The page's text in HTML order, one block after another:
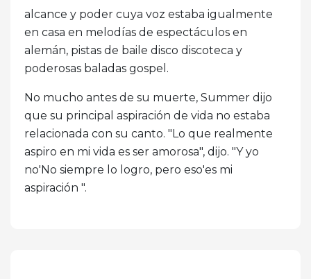
alcance y poder cuya voz estaba igualmente
en casa en melodías de espectáculos en
alemán, pistas de baile disco discoteca y
poderosas baladas gospel.
No mucho antes de su muerte, Summer dijo
que su principal aspiración de vida no estaba
relacionada con su canto. "Lo que realmente
aspiro en mi vida es ser amorosa", dijo. "Y yo
no'No siempre lo logro, pero eso'es mi
aspiración ".